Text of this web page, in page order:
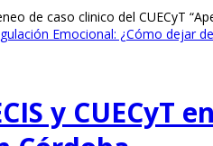
de caso clinico del CUECyT
Emocional: ¿Cómo dejar
y CUECyT